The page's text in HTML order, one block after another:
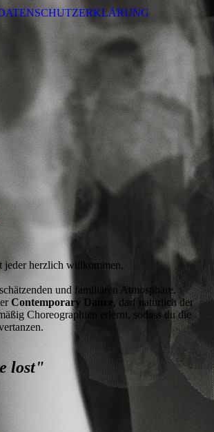
jeder herzlich willkommen.
und familiären Atmosphäre.
Contemporary Dance , darf natürlich der
Choreographien erlernt, sodass du die
lost"